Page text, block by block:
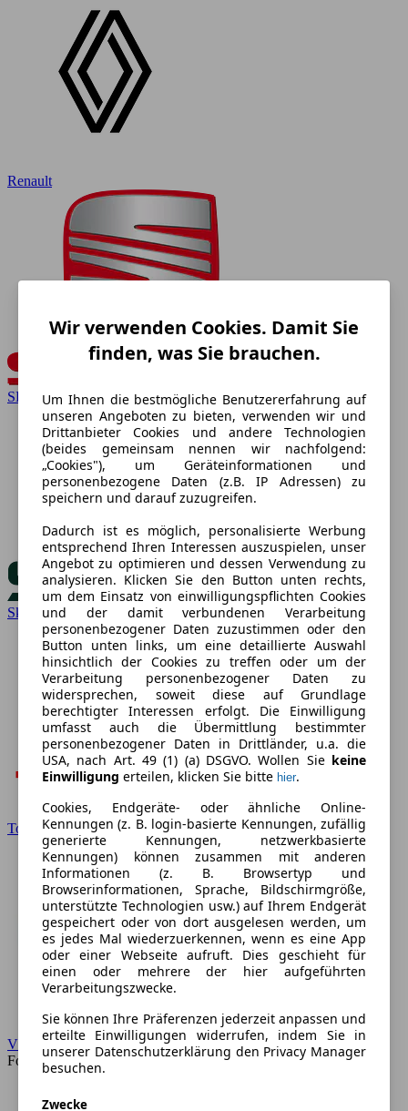
Renault
SEAT
Skoda
Toyota
VW
Forum
Wir verwenden Cookies. Damit Sie
finden, was Sie brauchen.
Um Ihnen die bestmögliche Benutzererfahrung auf
unseren Angeboten zu bieten, verwenden wir und
Drittanbieter Cookies und andere Technologien
(beides gemeinsam nennen wir nachfolgend:
„Cookies"), um Geräteinformationen und
personenbezogene Daten (z.B. IP Adressen) zu
speichern und darauf zuzugreifen.
Dadurch ist es möglich, personalisierte Werbung
entsprechend Ihren Interessen auszuspielen, unser
Angebot zu optimieren und dessen Verwendung zu
analysieren. Klicken Sie den Button unten rechts,
um dem Einsatz von einwilligungspflichten Cookies
und der damit verbundenen Verarbeitung
personenbezogener Daten zuzustimmen oder den
Button unten links, um eine detaillierte Auswahl
hinsichtlich der Cookies zu treffen oder um der
Verarbeitung personenbezogener Daten zu
widersprechen, soweit diese auf Grundlage
berechtigter Interessen erfolgt. Die Einwilligung
umfasst auch die Übermittlung bestimmter
personenbezogener Daten in Drittländer, u.a. die
USA, nach Art. 49 (1) (a) DSGVO. Wollen Sie keine
Einwilligung erteilen, klicken Sie bitte hier.
Cookies, Endgeräte- oder ähnliche Online-
Kennungen (z. B. login-basierte Kennungen, zufällig
generierte Kennungen, netzwerkbasierte
Kennungen) können zusammen mit anderen
Informationen (z. B. Browsertyp und
Browserinformationen, Sprache, Bildschirmgröße,
unterstützte Technologien usw.) auf Ihrem Endgerät
gespeichert oder von dort ausgelesen werden, um
es jedes Mal wiederzuerkennen, wenn es eine App
oder einer Webseite aufruft. Dies geschieht für
einen oder mehrere der hier aufgeführten
Verarbeitungszwecke.
Sie können Ihre Präferenzen jederzeit anpassen und
erteilte Einwilligungen widerrufen, indem Sie in
unserer Datenschutzerklärung den Privacy Manager
besuchen.
Zwecke